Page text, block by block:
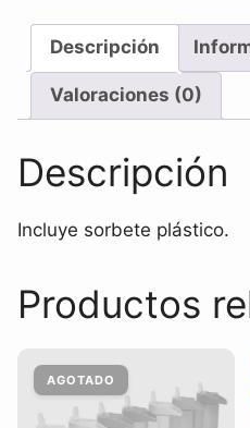
Descripción
Valoraciones (0)
Descripción
Incluye sorbete plástico.
Productos